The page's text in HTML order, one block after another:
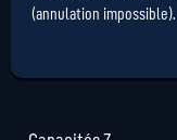
(annulation impossible).